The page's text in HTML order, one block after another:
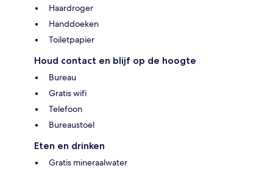
Haardroger
Handdoeken
Toiletpapier
Houd contact en blijf op de hoogte
Bureau
Gratis wifi
Telefoon
Bureaustoel
Eten en drinken
Gratis mineraalwater